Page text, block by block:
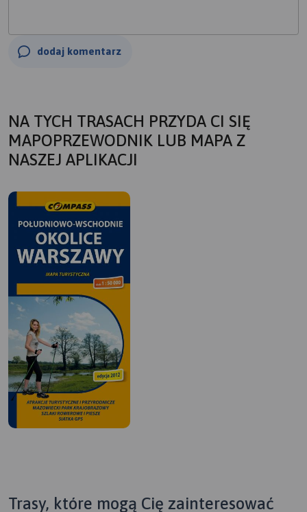
dodaj komentarz
NA TYCH TRASACH PRZYDA CI SIĘ
MAPOPRZEWODNIK LUB MAPA Z
NASZEJ APLIKACJI
Trasy, które mogą Cię zainteresować